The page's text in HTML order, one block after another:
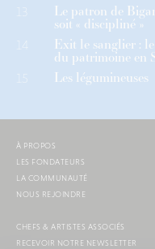
Le patron de
soit « discipliné »
Exit le sanglier :
du patrimoine en
Les légumineuses
À PROPOS
LES FONDATEURS
LA COMMUNAUTÉ
NOUS REJOINDRE
CHEFS & ARTISTES ASSOCIÉS
RECEVOIR NOTRE NEWSLETTER